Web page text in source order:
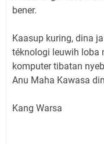
bener.
Kaasup kuring, dina
téknologi leuwih loba
komputer tibatan
Anu Maha Kawasa
Kang Warsa